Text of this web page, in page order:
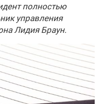
полностью
управления
Лидия Браун.